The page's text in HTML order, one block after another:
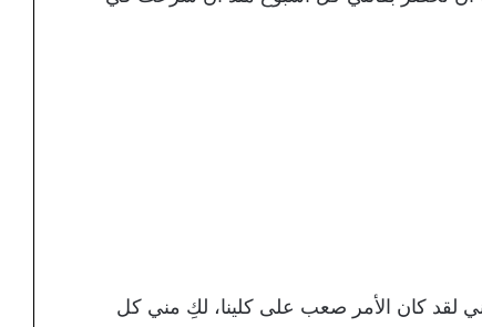
لقد كان الأمر صعب على كلينا، لكِ مني كل